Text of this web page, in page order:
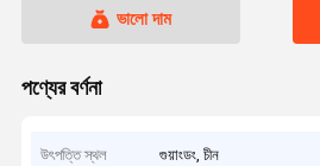
ভালো দাম
পণ্যের বর্ণনা
উৎপত্তি স্থল গুয়াংডং, চীন